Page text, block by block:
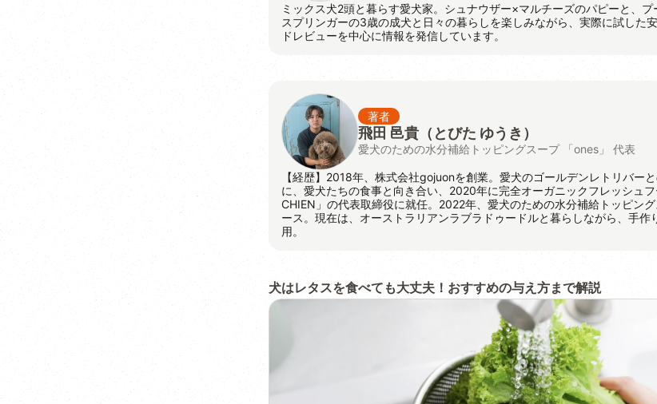
ミックス犬2頭と暮らす愛犬家。シュナウザー×マルチーズのパピーと、プ
スプリンガーの3歳の成犬と日々の暮らしを楽しみながら、実際に試した
ドレビューを中心に情報を発信しています。
著者
飛田 邑貴 （とびた ゆうき）
愛犬のための水分補給トッピングスープ 「ones」 代表
【経歴】2018年、株式会社gojuonを創業。愛犬のゴールデンレトリバー
に、愛犬たちの食事と向き合い、2020年に完全オーガニックフレッシュ
CHIEN」の代表取締役に就任。2022年、愛犬のための水分補給トッピン
ース。現在は、オーストラリアンラブラドゥードルと暮らしながら、手作
用。
犬はレタスを食べても大丈夫！おすすめの与え方まで解説